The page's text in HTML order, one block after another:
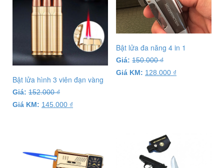
Bật lửa hình 3 viên đạn vàng
Giá: 152.000₫
Giá KM: 145.000 ₫
Bật lửa đa năng 4 in 1
Giá: 150.000₫
Giá KM: 128.000 ₫